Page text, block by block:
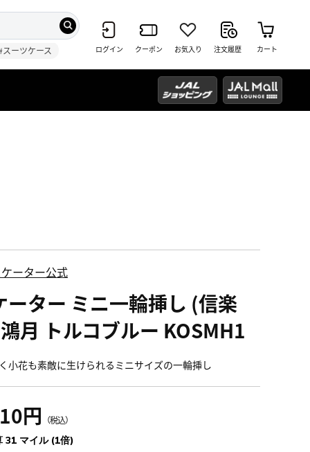
スーツケース ログイン クーポン お気入り 注文履歴 カート
ーター公式
ーター ミニ一輪挿し (信楽
月 トルコブルー KOSMH1
小花も素敵に生けられるミニサイズの一輪挿し
円 （税込）
31 マイル (1倍)